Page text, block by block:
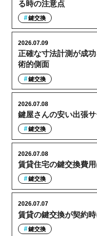
る時の注意点
鍵交換
正確な寸法計測が成
術的側面
2026.07.09
鍵交換
鍵屋さんの安い出張
2026.07.08
鍵交換
賃貸住宅の鍵交換費
2026.07.08
鍵交換
賃貸の鍵交換が契約
2026.07.07
鍵交換